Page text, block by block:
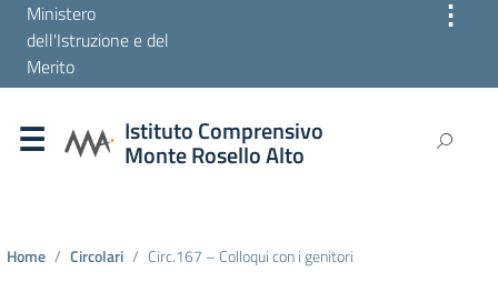
Ministero
dell'Istruzione e del
Merito
⋮
Istituto Comprensivo
Monte Rosello Alto
Home Circolari Circ.167 – Colloqui con i genitori